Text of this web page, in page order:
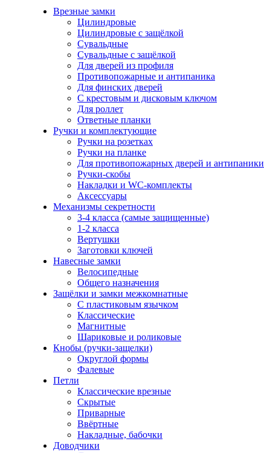
Врезные замки
Цилиндровые
Цилиндровые с защёлкой
Сувальдные
Сувальдные с защёлкой
Для дверей из профиля
Противопожарные и антипаника
Для финских дверей
С крестовым и дисковым ключом
Для роллет
Ответные планки
Ручки и комплектующие
Ручки на розетках
Ручки на планке
Для противопожарных дверей и антипаники
Ручки-скобы
Накладки и WC-комплекты
Аксессуары
Механизмы секретности
3-4 класса (самые защищенные)
1-2 класса
Вертушки
Заготовки ключей
Навесные замки
Велосипедные
Общего назначения
Защёлки и замки межкомнатные
С пластиковым язычком
Классические
Магнитные
Шариковые и роликовые
Кнобы (ручки-защелки)
Округлой формы
Фалевые
Петли
Классические врезные
Скрытые
Приварные
Ввёртные
Накладные, бабочки
Доводчики